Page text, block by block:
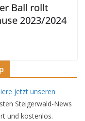
Ball rollt
2023/2024
jetzt unseren
Steigerwald-News
und kostenlos.